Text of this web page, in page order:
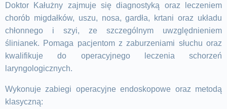
Doktor Kałużny zajmuje się diagnostyką oraz leczeniem
chorób migdałków, uszu, nosa, gardła, krtani oraz układu
chłonnego i szyi, ze szczególnym uwzględnieniem
ślinianek. Pomaga pacjentom z zaburzeniami słuchu oraz
kwalifikuje do operacyjnego leczenia schorzeń
laryngologicznych.
Wykonuje zabiegi operacyjne endoskopowe oraz metodą
klasyczną: